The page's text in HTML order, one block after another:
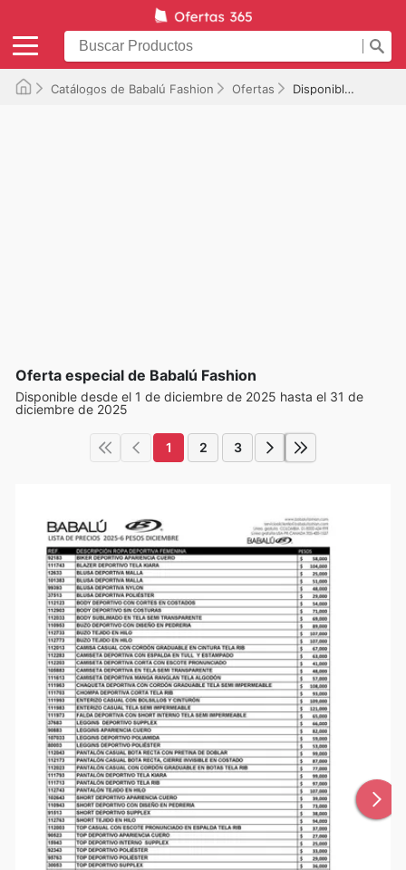
Catálogos de Babalú Fashion Ofertas Disponible hasta el 31/12/2025
Oferta especial de Babalú Fashion
Disponible desde el 1 de diciembre de 2025 hasta el 31 de
diciembre de 2025
1 2 3